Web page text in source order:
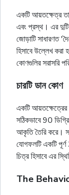
একটি আয়তক্ষেত্র তার
এবং প্রস্থ। এর দুটি
জোড়াটি সাধারণত
হিসাবে উল্লেখ করা
কোণগুলির সরাসরি
চারটি ডান কোণ
একটি আয়তক্ষেত্রের
সঠিকভাবে 90
আকৃতি তৈরি করে।
যোগফলটি একটি
চিত্র হিসাবে এর
The